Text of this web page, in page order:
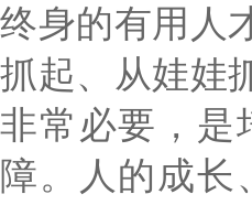
终身的有用人
抓起、从娃娃
非常必要，是
障。人的成长